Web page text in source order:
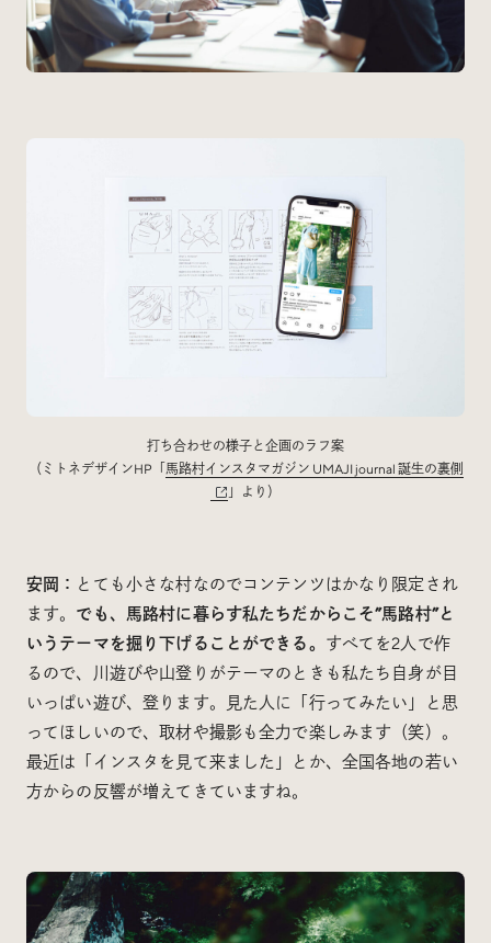
打ち合わせの様子と企画のラフ案
（ミトネデザインHP「 馬路村インスタマガジン UMAJI journal 誕生の裏側
」より）
安岡： とても小さな村なのでコンテンツはかなり限定され
ます。 でも、馬路村に暮らす私たちだからこそ”馬路村”と
いうテーマを掘り下げることができる。 すべてを2人で作
るので、川遊びや山登りがテーマのときも私たち自身が目
いっぱい遊び、登ります。見た人に「行ってみたい」と思
ってほしいので、取材や撮影も全力で楽しみます（笑）。
最近は「インスタを見て来ました」とか、全国各地の若い
方からの反響が増えてきていますね。